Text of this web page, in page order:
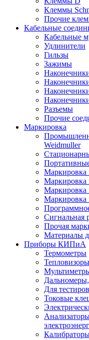
Клеммы
Прочие
Кабельные
Кабельные
Удлинители
Гильзы
Зажимы
Разъемы
Прочие
Маркировка
Weidmuller
Маркировка
Маркировка
Маркировка
Маркировка
Сигнальная
Прочая
Материалы
Приборы КИПиА
Термометры
Тепловизоры
Для
Токовые